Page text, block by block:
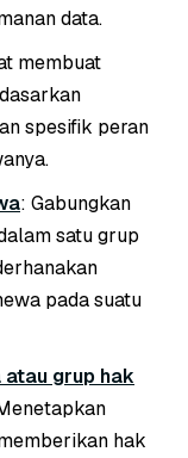
data.
membuat
spesifik peran
: Gabungkan
satu grup
pada suatu
grup hak
hak